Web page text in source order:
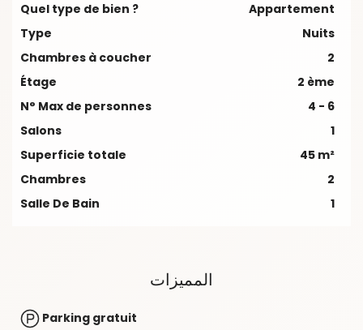
Quel type de bien ?
Appartement
Type
Nuits
Chambres à coucher
2
Étage
2 ème
N° Max de personnes
4 - 6
Salons
1
Superficie totale
45 m²
Chambres
2
Salle De Bain
1
المميزات
Parking gratuit